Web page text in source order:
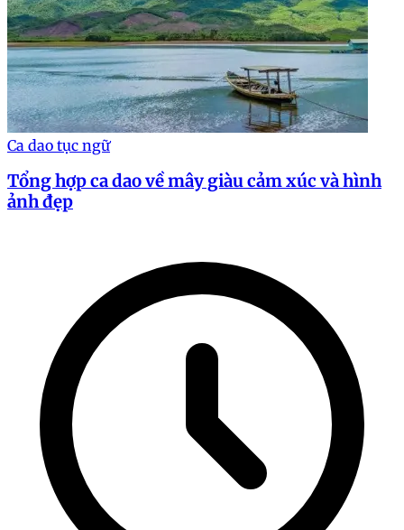
Ca dao tục ngữ
Tổng hợp ca dao về mây giàu cảm xúc và hình
ảnh đẹp